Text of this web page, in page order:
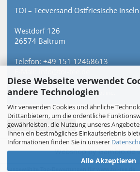
Diese Webseite verwendet
andere Technologien
Wir verwenden Cookies und ähnliche
Drittanbietern, um die ordentliche
gewährleisten, die Nutzung unseres
Ihnen ein bestmögliches Einkaufserlebnis
Informationen finden Sie in unserer
Alle Akzeptieren
TOI – Teeversand Ostfriesische Inseln
Westdorf 126
26574 Baltrum
Telefon: +49 151 12468613
Persönlich erreichbar – keine Hotline.
Vertrag widerrufen
Webshopby Gambio.de
Ausgewählte Top-Bewertungen für www.toi-tee.de